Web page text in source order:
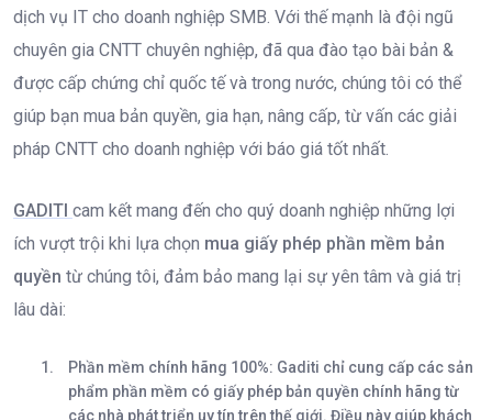
dịch vụ IT cho doanh nghiệp SMB. Với thế mạnh là đội ngũ
chuyên gia CNTT chuyên nghiệp, đã qua đào tạo bài bản &
được cấp chứng chỉ quốc tế và trong nước, chúng tôi có thể
giúp bạn mua bản quyền, gia hạn, nâng cấp, từ vấn các giải
pháp CNTT cho doanh nghiệp với báo giá tốt nhất.
GADITI cam kết mang đến cho quý doanh nghiệp những lợi
ích vượt trội khi lựa chọn mua giấy phép phần mềm bản
quyền từ chúng tôi, đảm bảo mang lại sự yên tâm và giá trị
lâu dài:
Phần mềm chính hãng 100%: Gaditi chỉ cung cấp các sản
phẩm phần mềm có giấy phép bản quyền chính hãng từ
các nhà phát triển uy tín trên thế giới. Điều này giúp khách